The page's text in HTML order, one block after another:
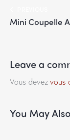
Mini Coupelle
Leave a
Vous devezvous
You May